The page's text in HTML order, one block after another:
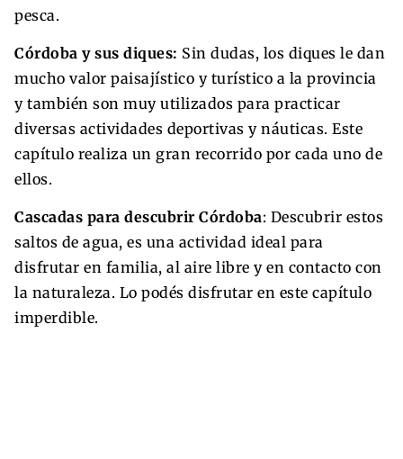
pesca.
Córdoba y sus diques: Sin dudas, los diques le dan
mucho valor paisajístico y turístico a la provincia
y también son muy utilizados para practicar
diversas actividades deportivas y náuticas. Este
capítulo realiza un gran recorrido por cada uno de
ellos.
Cascadas para descubrir Córdoba: Descubrir estos
saltos de agua, es una actividad ideal para
disfrutar en familia, al aire libre y en contacto con
la naturaleza. Lo podés disfrutar en este capítulo
imperdible.